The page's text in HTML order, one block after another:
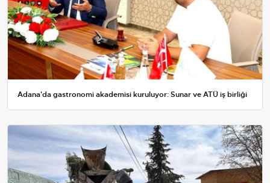
Adana'da gastronomi akademisi kuruluyor: Sunar ve ATÜ iş birliği